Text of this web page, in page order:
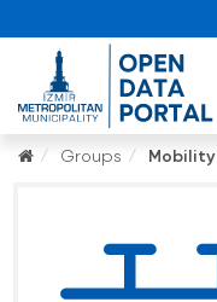
Groups Mobility